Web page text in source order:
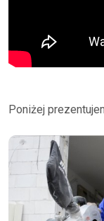
Poniżej